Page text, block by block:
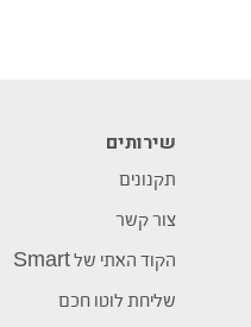
שירותים
תקנונים
צור קשר
הקוד האתי של Smart
שליחת לוטו חכם